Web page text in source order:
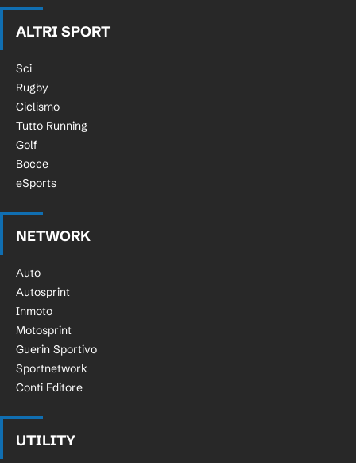
ALTRI SPORT
Sci
Rugby
Ciclismo
Tutto Running
Golf
Bocce
eSports
NETWORK
Auto
Autosprint
Inmoto
Motosprint
Guerin Sportivo
Sportnetwork
Conti Editore
UTILITY